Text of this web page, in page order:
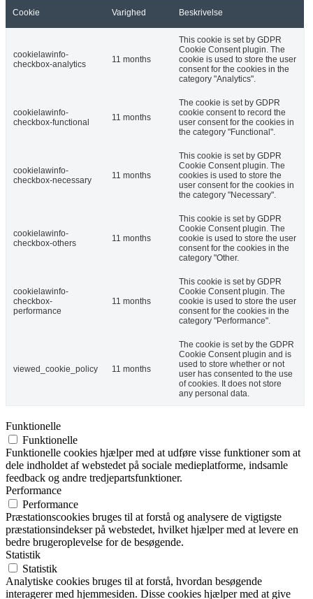
Cookie Varighed Beskrivelse
cookielawinfo-
checkbox-analytics
11 months
This cookie is set by GDPR
Cookie Consent plugin. The
cookie is used to store the user
consent for the cookies in the
category "Analytics".
cookielawinfo-
checkbox-functional
11 months
The cookie is set by GDPR
cookie consent to record the
user consent for the cookies in
the category "Functional".
cookielawinfo-
checkbox-necessary
11 months
This cookie is set by GDPR
Cookie Consent plugin. The
cookies is used to store the
user consent for the cookies in
the category "Necessary".
cookielawinfo-
checkbox-others
11 months
This cookie is set by GDPR
Cookie Consent plugin. The
cookie is used to store the user
consent for the cookies in the
category "Other.
cookielawinfo-
checkbox-
performance
11 months
This cookie is set by GDPR
Cookie Consent plugin. The
cookie is used to store the user
consent for the cookies in the
category "Performance".
viewed_cookie_policy 11 months
The cookie is set by the GDPR
Cookie Consent plugin and is
used to store whether or not
user has consented to the use
of cookies. It does not store
any personal data.
Funktionelle
Funktionelle
Funktionelle cookies hjælper med at udføre visse funktioner som at
dele indholdet af webstedet på sociale medieplatforme, indsamle
feedback og andre tredjepartsfunktioner.
Performance
Performance
Præstationscookies bruges til at forstå og analysere de vigtigste
præstationsindekser på webstedet, hvilket hjælper med at levere en
bedre brugeroplevelse for de besøgende.
Statistik
Statistik
Analytiske cookies bruges til at forstå, hvordan besøgende
interagerer med hjemmesiden. Disse cookies hjælper med at give